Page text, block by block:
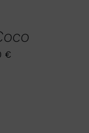
WERDEN
VARIANTEN
AUF.
DIE
€